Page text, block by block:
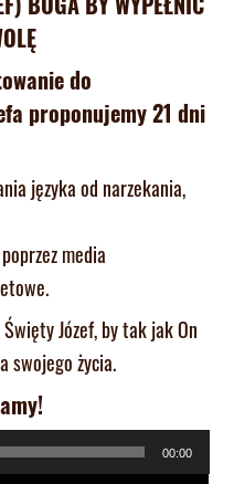
do
proponujemy 21 dni
języka od narzekania,
media
Józef, by tak jak On
swojego życia.
00:00